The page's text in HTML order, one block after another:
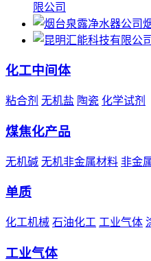
限公司
化工中间体
粘合剂 无机盐 陶瓷 化学试剂
煤焦化产品
无机碱 无机非金属材料 非金
单质
化工机械 石油化工 工业气体
工业气体